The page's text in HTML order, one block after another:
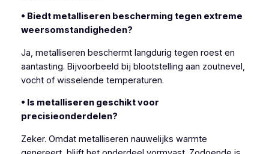
• Biedt metalliseren bescherming tegen extreme
weersomstandigheden?
Ja, metalliseren beschermt langdurig tegen roest en
aantasting. Bijvoorbeeld bij blootstelling aan zoutnevel,
vocht of wisselende temperaturen.
• Is metalliseren geschikt voor
precisieonderdelen?
Zeker. Omdat metalliseren nauwelijks warmte